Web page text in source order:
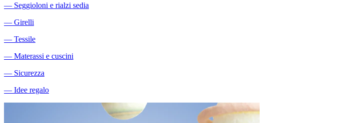
― Seggioloni e rialzi sedia
― Girelli
― Tessile
― Materassi e cuscini
― Sicurezza
― Idee regalo